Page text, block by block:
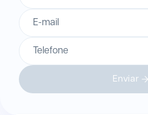
E-mail
Telefone
Enviar